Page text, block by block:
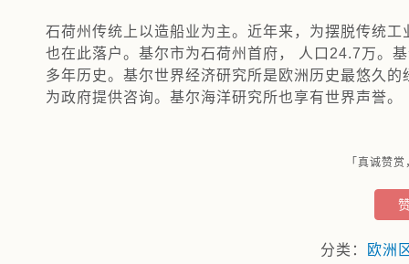
石荷州传统上以造船业为主。近年来，为摆脱传统
也在此落户。基尔市为石荷州首府， 人口24.7万。
多年历史。基尔世界经济研究所是欧洲历史最悠久
为政府提供咨询。基尔海洋研究所也享有世界声誉。
「真诚赞
分类：
欧洲